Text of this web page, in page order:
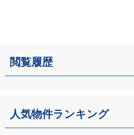
閲覧履歴
人気物件ランキング